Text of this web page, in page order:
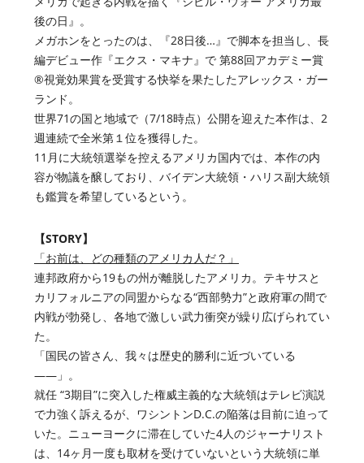
後の日』。
メガホンをとったのは、『28日後…』で脚本を担当し、長
編デビュー作『エクス・マキナ』で 第88回アカデミー賞
®️視覚効果賞を受賞する快挙を果たしたアレックス・ガー
ランド。
世界71の国と地域で（7/18時点）公開を迎えた本作は、2
週連続で全米第１位を獲得した。
11月に大統領選挙を控えるアメリカ国内では、本作の内
容が物議を醸しており、バイデン大統領・ハリス副大統領
も鑑賞を希望しているという。
【STORY】
「お前は、どの種類のアメリカ人だ？」
連邦政府から19もの州が離脱したアメリカ。テキサスと
カリフォルニアの同盟からなる“西部勢力”と政府軍の間で
内戦が勃発し、各地で激しい武力衝突が繰り広げられてい
た。
「国民の皆さん、我々は歴史的勝利に近づいている
——」。
就任 “3期目”に突入した権威主義的な大統領はテレビ演説
で力強く訴えるが、ワシントンD.C.の陥落は目前に迫って
いた。ニューヨークに滞在していた4人のジャーナリスト
は、14ヶ月一度も取材を受けていないという大統領に単